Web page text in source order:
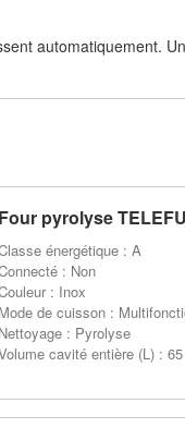
automatiquement.
Four pyrolyse
énergétique : A
: Non
: Inox
Mode de cuisson :
Nettoyage : Pyrolyse
cavité entière (L) : 65